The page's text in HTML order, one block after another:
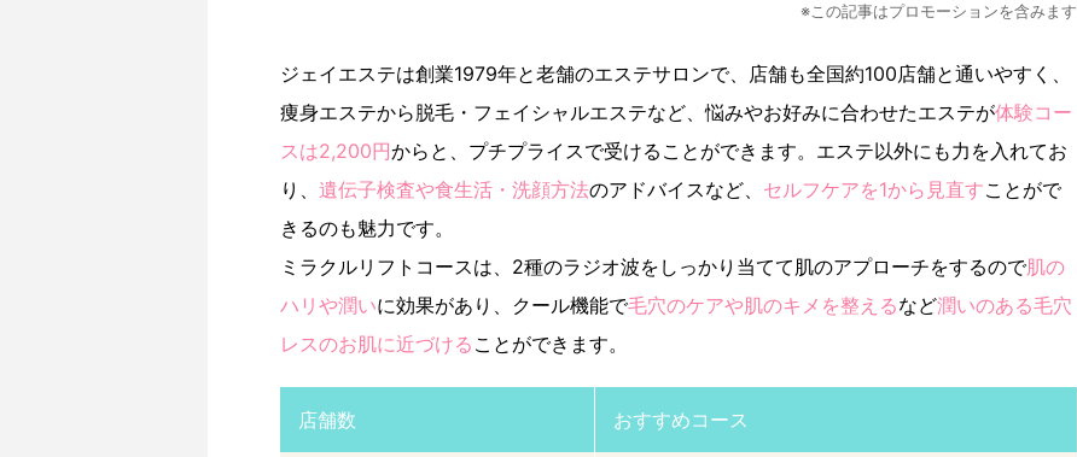
※この記事はプロモーションを含みます
ジェイエステは創業1979年と老舗のエステサロンで、店舗も全国約100店舗と通いやすく、
痩身エステから脱毛・フェイシャルエステなど、悩みやお好みに合わせたエステが体験コー
スは2,200円からと、プチプライスで受けることができます。エステ以外にも力を入れてお
り、 遺伝子検査や食生活・洗顔方法のアドバイスなど、 セルフケアを1から見直すことがで
きるのも魅力です。
ミラクルリフトコースは、2種のラジオ波をしっかり当てて肌のアプローチをするので肌の
ハリや潤いに効果があり、クール機能で毛穴のケアや肌のキメを整えるなど潤いのある毛穴
レスのお肌に近づける ことができます。
店舗数 おすすめコース